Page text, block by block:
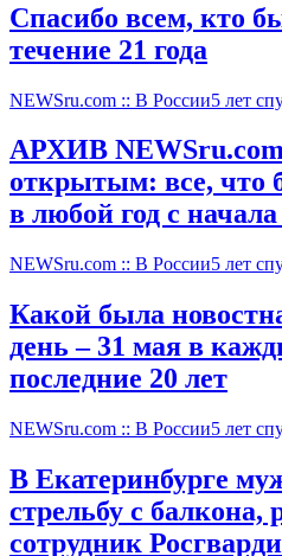
Спасибо всем, кто
течение 21 года
NEWSru.com :: В России5 лет
АРХИВ NEWSru.com
открытым: все, что
в любой год с
NEWSru.com :: В России5 лет
Какой была
день – 31 мая в
последние 20 лет
NEWSru.com :: В России5 лет
В Екатеринбурге
стрельбу с балкона,
сотрудник